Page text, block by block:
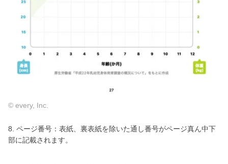
© every, Inc.
8. ページ番号：表紙、裏表紙を除いた通し番号がページ真ん中下
部に記載されます。